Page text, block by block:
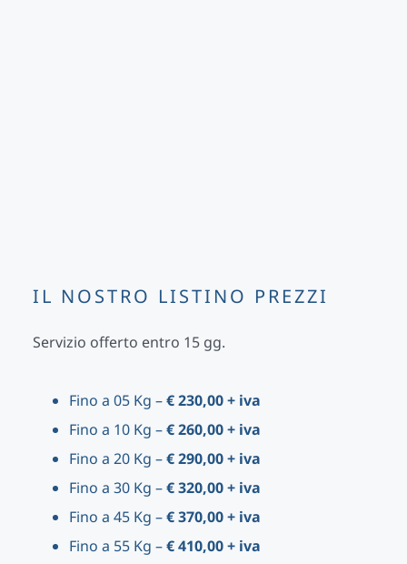
IL NOSTRO LISTINO PREZZI
Servizio offerto entro 15 gg.
Fino a 05 Kg –€ 230,00 + iva
Fino a 10 Kg –€ 260,00 + iva
Fino a 20 Kg –€ 290,00 + iva
Fino a 30 Kg –€ 320,00 + iva
Fino a 45 Kg –€ 370,00 + iva
Fino a 55 Kg –€ 410,00 + iva